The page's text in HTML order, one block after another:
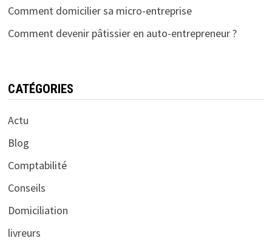
Comment domicilier sa micro-entreprise
Comment devenir pâtissier en auto-entrepreneur ?
CATÉGORIES
Actu
Blog
Comptabilité
Conseils
Domiciliation
livreurs